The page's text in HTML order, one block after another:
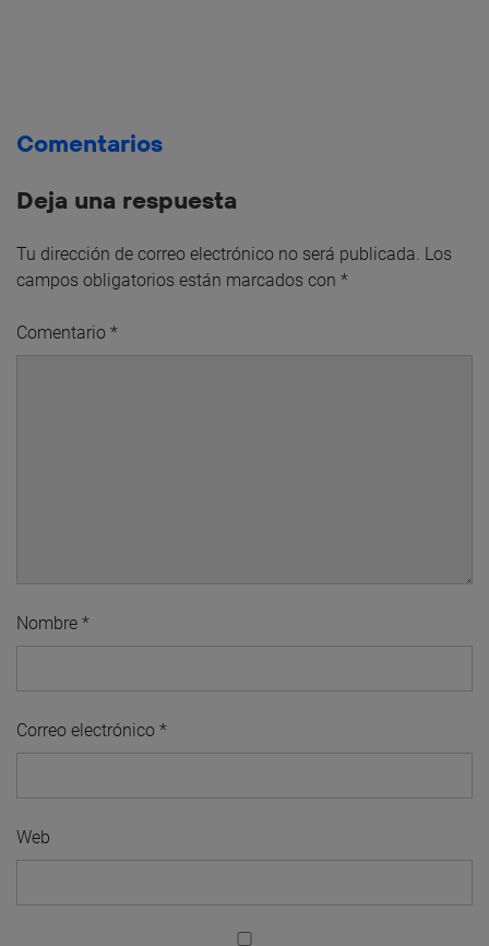
Comentarios
Deja una respuesta
Tu dirección de correo electrónico no será publicada. Los
campos obligatorios están marcados con *
Comentario *
Nombre *
Correo electrónico *
Web